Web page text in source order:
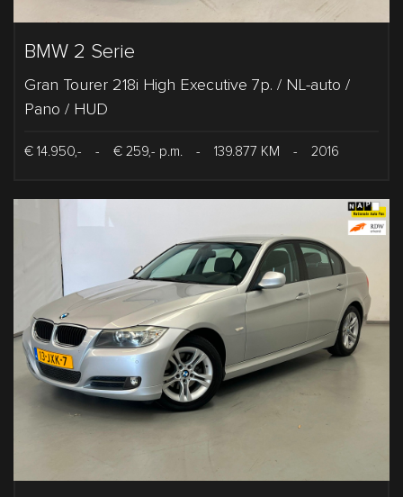
BMW 2 Serie
Gran Tourer 218i High Executive 7p. / NL-auto /
Pano / HUD
€ 14.950,- - € 259,- p.m. - 139.877 KM - 2016